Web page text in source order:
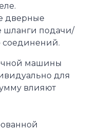
дверные
шланги подачи/
соединений.
машины
для
влияют